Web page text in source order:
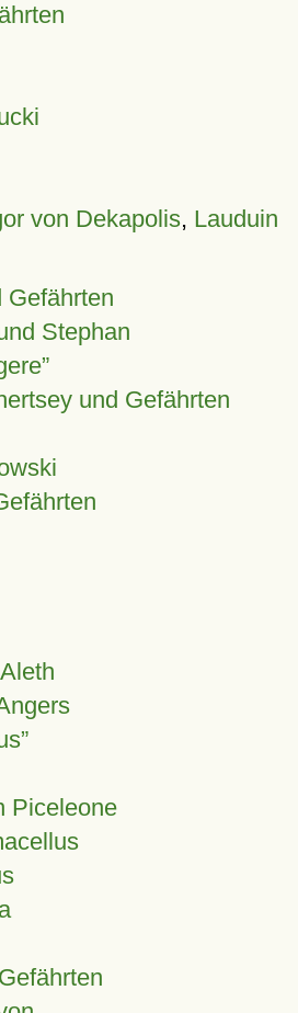
von Dekapolis, Lauduin
Gefährten
Stephan
und Gefährten
Piceleone